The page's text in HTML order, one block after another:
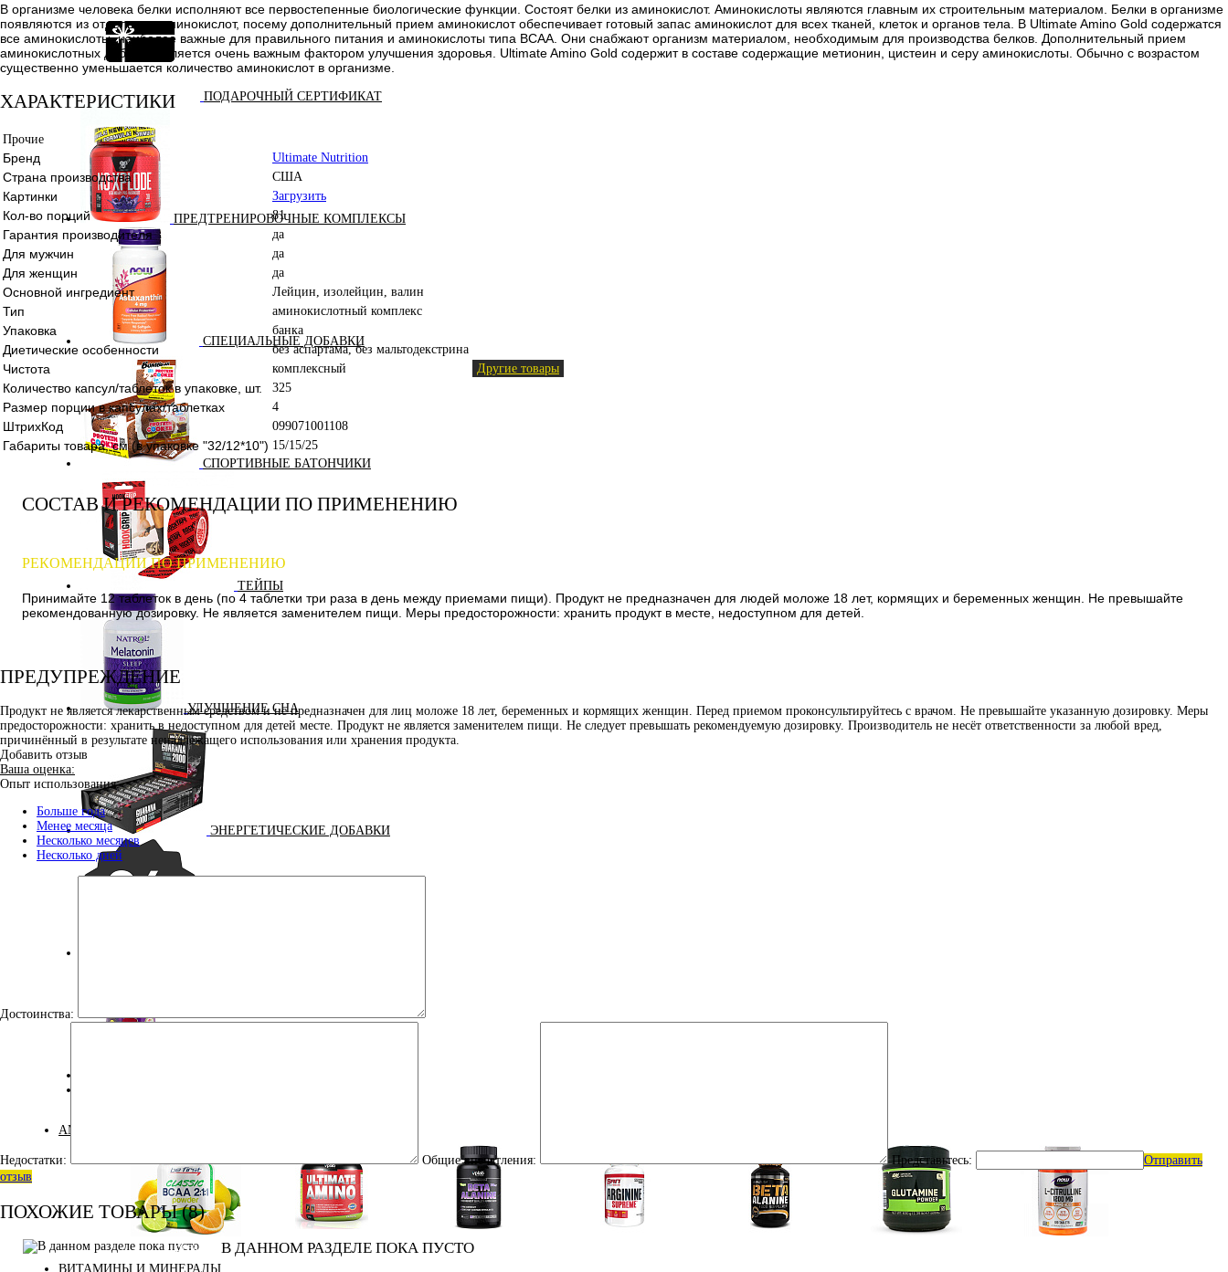
ПОДАРОЧНЫЙ СЕРТИФИКАТ
ПРЕДТРЕНИРОВОЧНЫЕ КОМПЛЕКСЫ
СПЕЦИАЛЬНЫЕ ДОБАВКИ
СПОРТИВНЫЕ БАТОНЧИКИ
ТЕЙПЫ
УЛУЧШЕНИЕ СНА
ЭНЕРГЕТИЧЕСКИЕ ДОБАВКИ
АМИНОКИСЛОТЫ
Bcaa
Аминокислоты
комплексные
Аминокислоты
отдельные
ВИТАМИНЫ И МИНЕРАЛЫ
В организме человека белки исполняют все первостепенные биологические функции. Состоят белки из аминокислот. Аминокислоты являются главным их строительным материалом. Белки в организме
появляются из отдельных аминокислот, посему дополнительный прием аминокислот обеспечивает готовый запас аминокислот для всех тканей, клеток и органов тела. В Ultimate Amino Gold содержатся
все аминокислоты, наиболее важные для правильного питания и аминокислоты типа BCAA. Они снабжают организм материалом, необходимым для производства белков. Дополнительный прием
аминокислотных добавок является очень важным фактором улучшения здоровья. Ultimate Amino Gold содержит в составе содержащие метионин, цистеин и серу аминокислоты. Обычно с возрастом
существенно уменьшается количество аминокислот в организме.
ХАРАКТЕРИСТИКИ
Прочие
Бренд Ultimate Nutrition
Страна производства США
Картинки Загрузить
Кол-во порций 81
Гарантия производителя да
Для мужчин да
Для женщин да
Основной ингредиент Лейцин, изолейцин, валин
Тип аминокислотный комплекс
Упаковка банка
Диетические особенности без аспартама, без мальтодекстрина
Чистота комплексный Другие товары
Количество капсул/таблеток в упаковке, шт. 325
Размер порции в капсулах/таблетках 4
ШтрихКод 099071001108
Габариты товара, см (в упаковке "32/12*10") 15/15/25
СОСТАВ И РЕКОМЕНДАЦИИ ПО ПРИМЕНЕНИЮ
РЕКОМЕНДАЦИИ ПО ПРИМЕНЕНИЮ
Принимайте 12 таблеток в день (по 4 таблетки три раза в день между приемами пищи). Продукт не предназначен для людей моложе 18 лет, кормящих и беременных женщин. Не превышайте
рекомендованную дозировку. Не является заменителем пищи. Меры предосторожности: хранить продукт в месте, недоступном для детей.
ПРЕДУПРЕЖДЕНИЕ
Продукт не является лекарственным средством и не предназначен для лиц моложе 18 лет, беременных и кормящих женщин. Перед приемом проконсультируйтесь с врачом. Не превышайте указанную дозировку. Меры
предосторожности: хранить в недоступном для детей месте. Продукт не является заменителем пищи. Не следует превышать рекомендуемую дозировку. Производитель не несёт ответственности за любой вред,
причинённый в результате ненадлежащего использования или хранения продукта.
Добавить отзыв
Ваша оценка:
Опыт использования:
Больше года
Менее месяца
Несколько месяцев
Несколько дней
Достоинства:
Недостатки: Общие впечатления: Представьтесь:
Отправить
отзыв
ПОХОЖИЕ ТОВАРЫ (8)
В ДАННОМ РАЗДЕЛЕ ПОКА ПУСТО